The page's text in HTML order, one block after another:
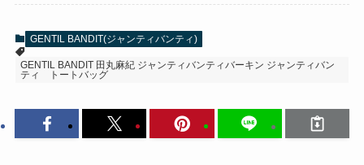
GENTIL BANDIT(ジャンティバンティ)
GENTIL BANDIT 田丸麻紀 ジャンティバンティバーキン ジャンティバン
ティ トートバッグ